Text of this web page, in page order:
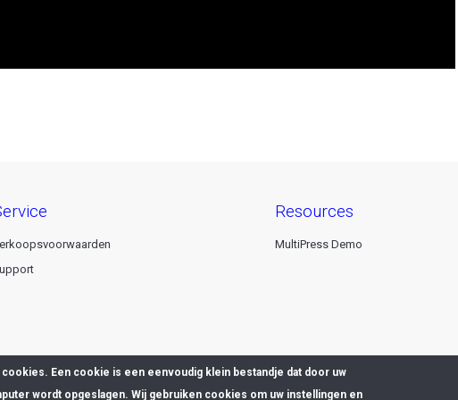
service resources
MultiPress Demo
Een cookie is een eenvoudig klein bestandje dat door uw
wordt opgeslagen. Wij gebruiken cookies om uw instellingen en